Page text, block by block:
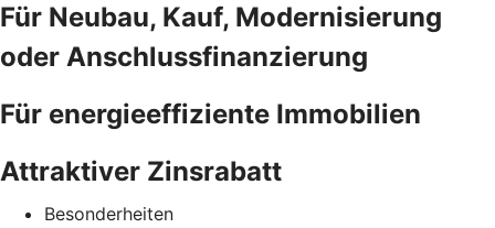
Für Neubau, Kauf, Modernisierung
oder Anschlussfinanzierung
Für energieeffiziente Immobilien
Attraktiver Zinsrabatt
Besonderheiten